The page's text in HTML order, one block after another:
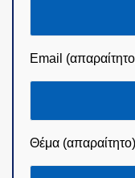
Email
Θέμα (απαραίτητο)